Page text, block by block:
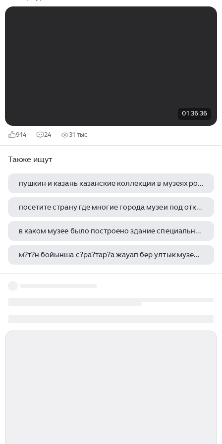
01:36:36
914 24 31 тыс
Также ищут
пушкин и казань казанские коллекции в музеях россии
посетите страну где многие города музеи под открытым небом полюбуйтесь всемирно известными шедеврами
в каком музее было построено здание специально для хранения корабля
м?т?н бойынша с?ра?тар?а жауап бер ултык музей ?ай ?алада орналас?ан